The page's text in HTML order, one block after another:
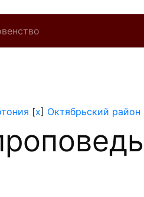
[x] Октябрьский район